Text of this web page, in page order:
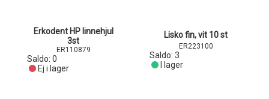
Erkodent HP linnehjul
3st
ER110879
Saldo: 0
Ej i lager
Lisko fin, vit 10 st
ER223100
Saldo: 3
I lager